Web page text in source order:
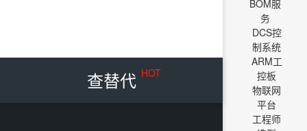
查替代 HOT
BOM服
务
DCS控
制系统
ARM工
控板
物联网
平台
工程师